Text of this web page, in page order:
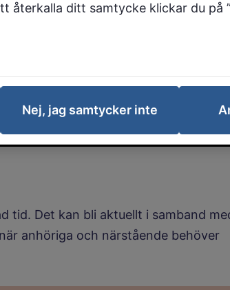
kan tillgodoses i det nuvarande
demenssjukdom. Här finns
tid. Det kan bli aktuellt i samband
anhöriga och närstående behöver
återkalla ditt samtycke klickar du på
Nej, jag samtycker inte